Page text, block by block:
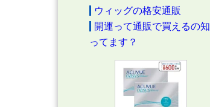
ウィッグの格安通販
開運って通販で買えるの知
ってます？